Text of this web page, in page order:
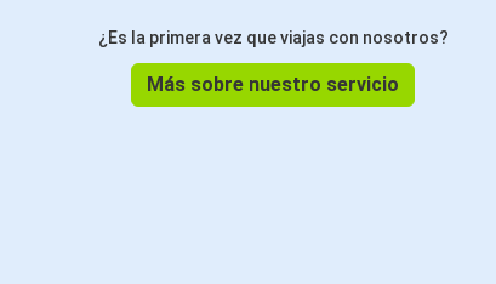
¿Es la primera vez que viajas con nosotros?
Más sobre nuestro servicio